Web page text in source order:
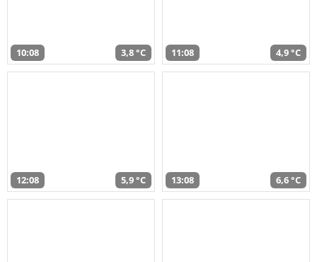
10:08 3,8 °C 11:08 4,9 °C
12:08 5,9 °C 13:08 6,6 °C